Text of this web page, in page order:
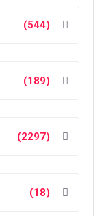
(544)
(189)
(2297)
(18)